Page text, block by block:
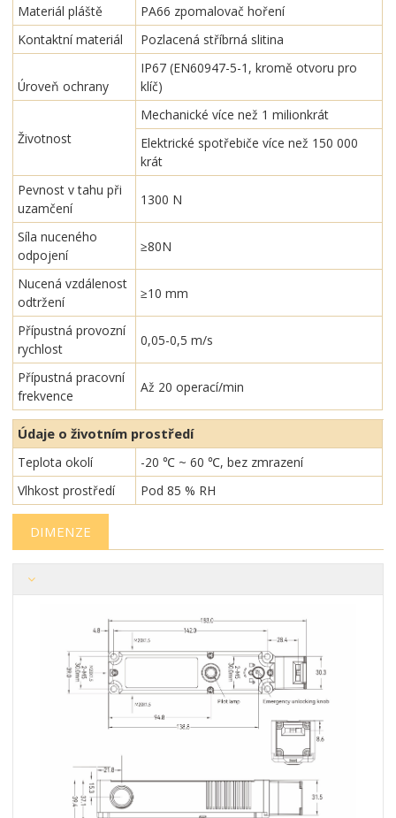
Materiál pláště
PA66 zpomalovač hoření
Kontaktní materiál
Pozlacená stříbrná slitina
Úroveň ochrany
IP67 (EN60947-5-1, kromě otvoru pro
klíč)
Životnost
Mechanické více než 1 milionkrát
Elektrické spotřebiče více než 150 000
krát
Pevnost v tahu při
uzamčení
1300 N
Síla nuceného
odpojení
≥80N
Nucená vzdálenost
odtržení
≥10 mm
Přípustná provozní
rychlost
0,05-0,5 m/s
Přípustná pracovní
frekvence
Až 20 operací/min
Údaje o životním prostředí
Teplota okolí
-20 ℃ ~ 60 ℃, bez zmrazení
Vlhkost prostředí
Pod 85 % RH
DIMENZE